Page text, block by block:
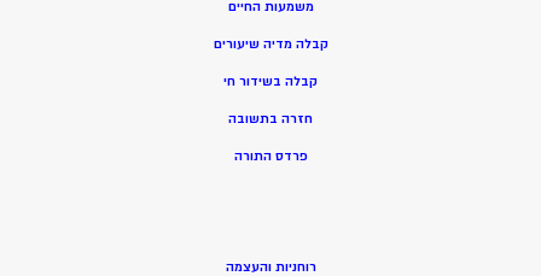
משמעות החיים
קבלה מדיה שיעורים
קבלה בשידור חי
חזרה בתשובה
פרדס התורה
רוחניות והעצמה